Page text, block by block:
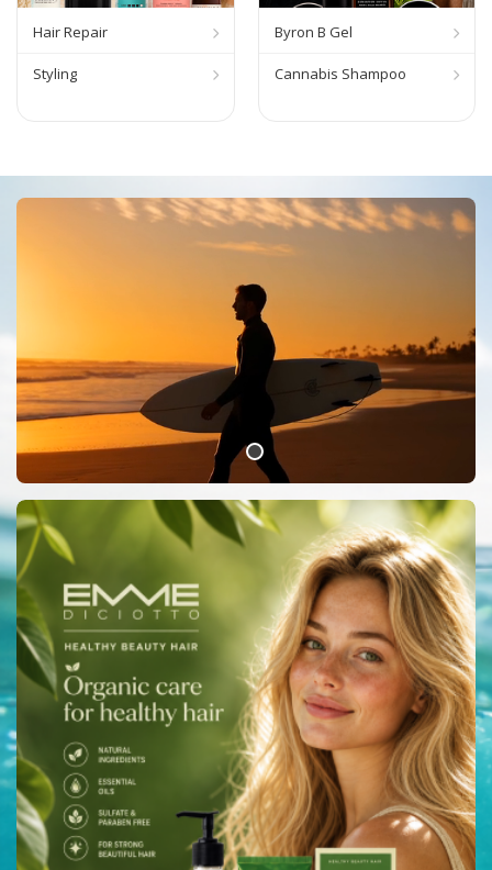
Hair Repair
Styling
Byron B Gel
Cannabis Shampoo